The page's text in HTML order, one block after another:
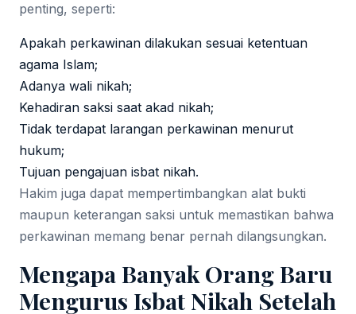
penting, seperti:
Apakah perkawinan dilakukan sesuai ketentuan
agama Islam;
Adanya wali nikah;
Kehadiran saksi saat akad nikah;
Tidak terdapat larangan perkawinan menurut
hukum;
Tujuan pengajuan isbat nikah.
Hakim juga dapat mempertimbangkan alat bukti
maupun keterangan saksi untuk memastikan bahwa
perkawinan memang benar pernah dilangsungkan.
Mengapa Banyak Orang Baru
Mengurus Isbat Nikah Setelah